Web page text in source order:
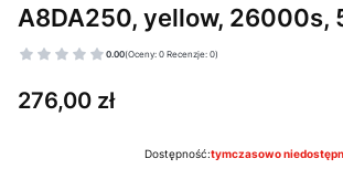
A8DA250, yellow, 26000s,
0.00(Oceny: 0 Recenzje: 0)
Cena
276,00 zł
Dostępność:tymczasowo